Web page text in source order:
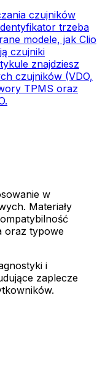
czujników
trzeba
modele, jak Clio
czujniki
znajdziesz
czujników (VDO,
TPMS oraz
w
Materiały
oraz typowe
i
zaplecze